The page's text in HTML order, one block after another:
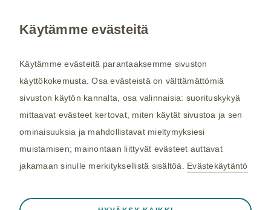
ammattilaiselta. Rokotussuositukset perustuvat
THL:nsuosituksiin. Maakohtaiset
rokotussuositukset perustuvatMatkailijan
terveysoppaaseen, jota toimittaa Kustannus Oy
Duodecim (aiemmin THL). Tarkistamme
maakohtaiset rokotesuositukset kahdesti
vuodessa.
Käytämme evästeitä
Käytämme evästeitä parantaaksemme sivuston
käyttökokemusta. Osa evästeistä on välttämättömiä
sivuston käytön kannalta, osa valinnaisia: suorituskykyä
mittaavat evästeet kertovat, miten käytät sivustoa ja sen
ominaisuuksia ja mahdollistavat mieltymyksiesi
muistamisen; mainontaan liittyvät evästeet auttavat
jakamaan sinulle merkityksellistä sisältöä. Evästekäytäntö
Välttämättömät evästeet ❮